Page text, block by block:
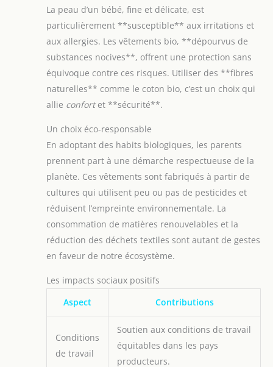
La peau d’un bébé, fine et délicate, est
particulièrement **susceptible** aux irritations et
aux allergies. Les vêtements bio, **dépourvus de
substances nocives**, offrent une protection sans
équivoque contre ces risques. Utiliser des **fibres
naturelles** comme le coton bio, c’est un choix qui
allie confortet **sécurité**.
Un choix éco-responsable
En adoptant des habits biologiques, les parents
prennent part à une démarche respectueuse de la
planète. Ces vêtements sont fabriqués à partir de
cultures qui utilisent peu ou pas de pesticides et
réduisent l’empreinte environnementale. La
consommation de matières renouvelables et la
réduction des déchets textiles sont autant de gestes
en faveur de notre écosystème.
Les impacts sociaux positifs
Aspect
Contributions
Conditions
de travail
Soutien aux conditions de travail
équitables dans les pays
producteurs.